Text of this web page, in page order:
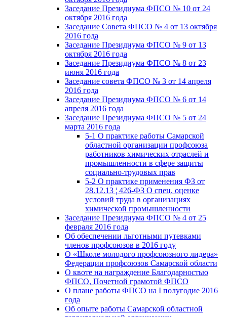
Заседание Президиума ФПСО № 10 от 24
октября 2016 года
Заседание Совета ФПСО № 4 от 13 октября
2016 года
Заседание Президиума ФПСО № 9 от 13
октября 2016 года
Заседание Президиума ФПСО № 8 от 23
июня 2016 года
Заседание совета ФПСО № 3 от 14 апреля
2016 года
Заседание Президиума ФПСО № 6 от 14
апреля 2016 года
Заседание Президиума ФПСО № 5 от 24
марта 2016 года
5-1 О практике работы Самарской
областной организации профсоюза
работников химических отраслей и
промышленности в сфере защиты
социально-трудовых прав
5-2 О практике применения ФЗ от
28.12.13 ¦ 426-ФЗ О спец. оценке
условий труда в организациях
химической промышленности
Заседание Президиума ФПСО № 4 от 25
февраля 2016 года
Об обеспечении льготными путевками
членов профсоюзов в 2016 году
О «Школе молодого профсоюзного лидера»
Федерации профсоюзов Самарской области
О квоте на награждение Благодарностью
ФПСО, Почетной грамотой ФПСО
О плане работы ФПСО на I полугодие 2016
года
Об опыте работы Самарской областной